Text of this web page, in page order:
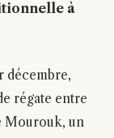
à
décembre,
régate entre
Mourouk, un